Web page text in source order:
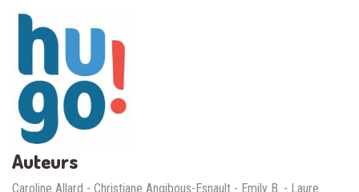
Auteurs
Caroline Allard - Christiane Angibous-Esnault - Emily B. - Laure